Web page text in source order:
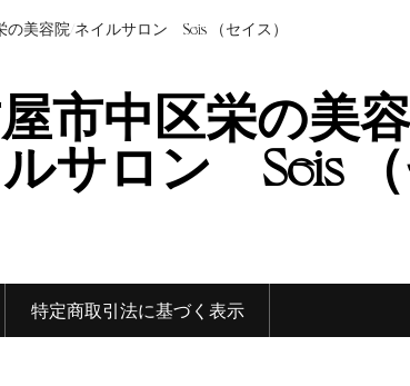
の美容院/ネイルサロン Seis （セイス）
市中区栄の美
サロン Seis
特定商取引法に基づく表示